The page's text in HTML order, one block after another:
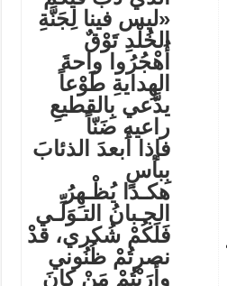
«ليس فينا لِجَنَّةِ
الخُلْدِ تَوْقٌ
أُهْجُرُوا واحةَ
الهِدايةِ طَوْعاً
يدَّعي بِالقطيعِ
راعيهِ ضَنّاً
فإذا أَبعدَ الذئابَ
بِبأسٍ
هكـذا يُظْـهِرُ
الجـبانُ التـوَلِّـي
فَلَكُمْ شُكري، قدْ
نصرتُمْ ظُنُوني
وأَرَيْتُمْ مَنْ كانَ